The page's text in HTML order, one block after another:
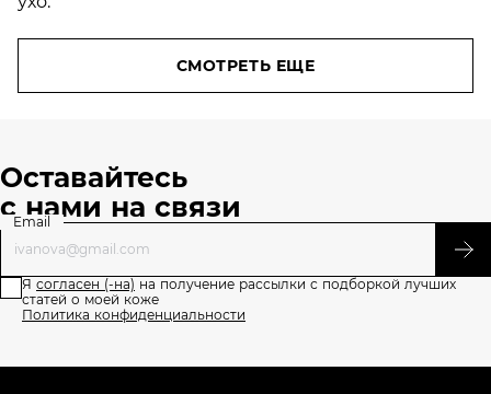
прокол уха
СМОТРЕТЬ ЕЩЕ
Оставайтесь
с нами на связи
Email
Я согласен (-на) на получение рассылки с подборкой лучших
статей о моей коже
Политика конфиденциальности